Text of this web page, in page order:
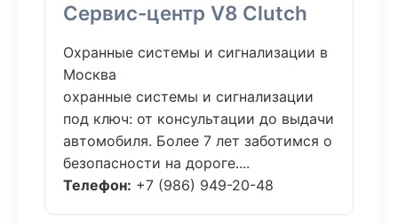
Сервис-центр V8 Clutch
Охранные системы и сигнализации в
Москва
охранные системы и сигнализации
под ключ: от консультации до выдачи
автомобиля. Более 7 лет заботимся о
безопасности на дороге....
Телефон: +7 (986) 949-20-48